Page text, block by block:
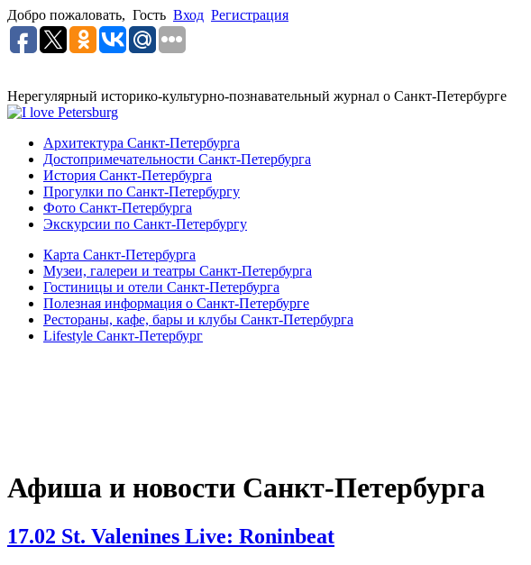
Добро пожаловать, Гость Вход Регистрация
Нерегулярный историко-культурно-познавательный журнал о Санкт-Петербурге
Архитектура Санкт-Петербурга
Достопримечательности Санкт-Петербурга
История Санкт-Петербурга
Прогулки по Санкт-Петербургу
Фото Санкт-Петербурга
Экскурсии по Санкт-Петербургу
Карта Санкт-Петербурга
Музеи, галереи и театры Санкт-Петербурга
Гостиницы и отели Санкт-Петербурга
Полезная информация о Санкт-Петербурге
Рестораны, кафе, бары и клубы Санкт-Петербурга
Lifestyle Санкт-Петербург
Афиша и новости Санкт-Петербурга
17.02 St. Valenines Live: Roninbeat